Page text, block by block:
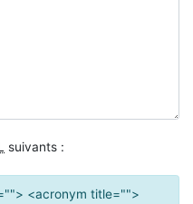
suivants :
<acronym title="">